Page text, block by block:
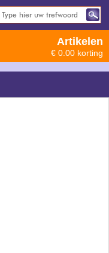
Artikelen
€ 0.00 korting